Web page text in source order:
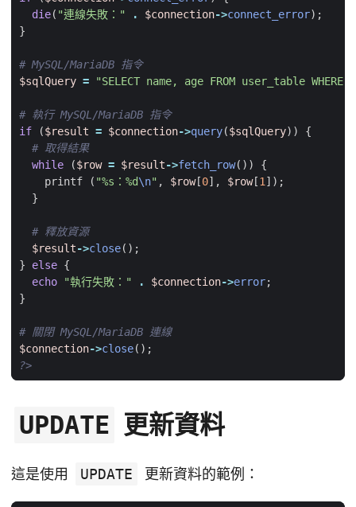
die( "連線失敗：" . $connection->connect_error);
}
$sqlQuery = "SELECT name, age FROM user_table
if
($result = $connection->query($sqlQuery))
{
while
($row = $result->fetch_row())
{
printf
( "%s：%d\n" , $row[0], $row[1]);
}
$result->close();
}
else {
echo
"執行失敗：" . $connection->error;
}
$connection->close();
?>
UPDATE 更新資料
這是使用 UPDATE 更新資料的範例：